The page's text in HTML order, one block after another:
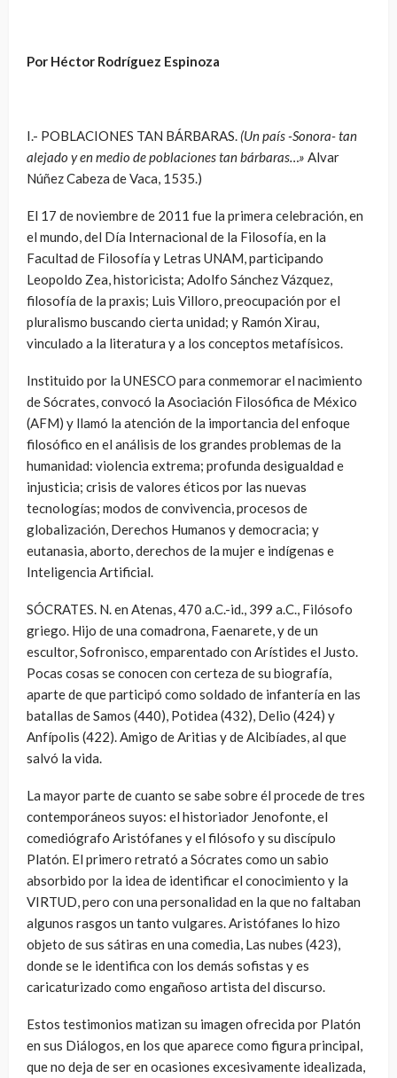
Por Héctor Rodríguez Espinoza
I.- POBLACIONES TAN BÁRBARAS. (Un país -Sonora- tan
alejado y en medio de poblaciones tan bárbaras…» Alvar
Núñez Cabeza de Vaca, 1535.)
El 17 de noviembre de 2011 fue la primera celebración, en
el mundo, del Día Internacional de la Filosofía, en la
Facultad de Filosofía y Letras UNAM, participando
Leopoldo Zea, historicista; Adolfo Sánchez Vázquez,
filosofía de la praxis; Luis Villoro, preocupación por el
pluralismo buscando cierta unidad; y Ramón Xirau,
vinculado a la literatura y a los conceptos metafísicos.
Instituido por la UNESCO para conmemorar el nacimiento
de Sócrates, convocó la Asociación Filosófica de México
(AFM) y llamó la atención de la importancia del enfoque
filosófico en el análisis de los grandes problemas de la
humanidad: violencia extrema; profunda desigualdad e
injusticia; crisis de valores éticos por las nuevas
tecnologías; modos de convivencia, procesos de
globalización, Derechos Humanos y democracia; y
eutanasia, aborto, derechos de la mujer e indígenas e
Inteligencia Artificial.
SÓCRATES. N. en Atenas, 470 a.C.-id., 399 a.C., Filósofo
griego. Hijo de una comadrona, Faenarete, y de un
escultor, Sofronisco, emparentado con Arístides el Justo.
Pocas cosas se conocen con certeza de su biografía,
aparte de que participó como soldado de infantería en las
batallas de Samos (440), Potidea (432), Delio (424) y
Anfípolis (422). Amigo de Aritias y de Alcibíades, al que
salvó la vida.
La mayor parte de cuanto se sabe sobre él procede de tres
contemporáneos suyos: el historiador Jenofonte, el
comediógrafo Aristófanes y el filósofo y su discípulo
Platón. El primero retrató a Sócrates como un sabio
absorbido por la idea de identificar el conocimiento y la
VIRTUD, pero con una personalidad en la que no faltaban
algunos rasgos un tanto vulgares. Aristófanes lo hizo
objeto de sus sátiras en una comedia, Las nubes (423),
donde se le identifica con los demás sofistas y es
caricaturizado como engañoso artista del discurso.
Estos testimonios matizan su imagen ofrecida por Platón
en sus Diálogos, en los que aparece como figura principal,
que no deja de ser en ocasiones excesivamente idealizada,